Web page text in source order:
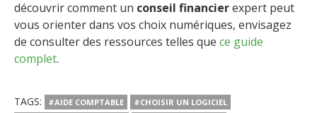
découvrir comment un conseil financierexpert peut
vous orienter dans vos choix numériques, envisagez
de consulter des ressources telles que ce guide
complet.
TAGS: #AIDE COMPTABLE
#CHOISIR UN LOGICIEL